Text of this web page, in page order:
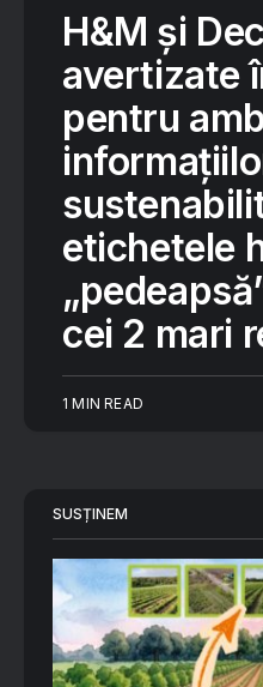
H&M și
avertizate
pentru
etichetele
cei 2 mari
1 MIN READ
SUSȚINEM